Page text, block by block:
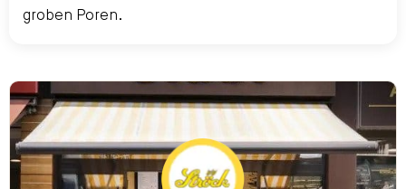
groben Poren.